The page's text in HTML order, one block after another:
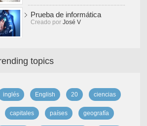
Prueba de informática
Creado por José V
topics
inglés English 20 ciencias
capitales países geografía